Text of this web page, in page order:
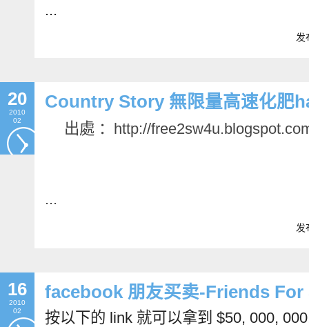
...
发
20
2010
02
Country Story 無限量高速化肥
出處 ：http://
...
发
16
2010
02
facebook 朋友买卖-Friends For
按以下的 link 就可以拿到 $50, 000,